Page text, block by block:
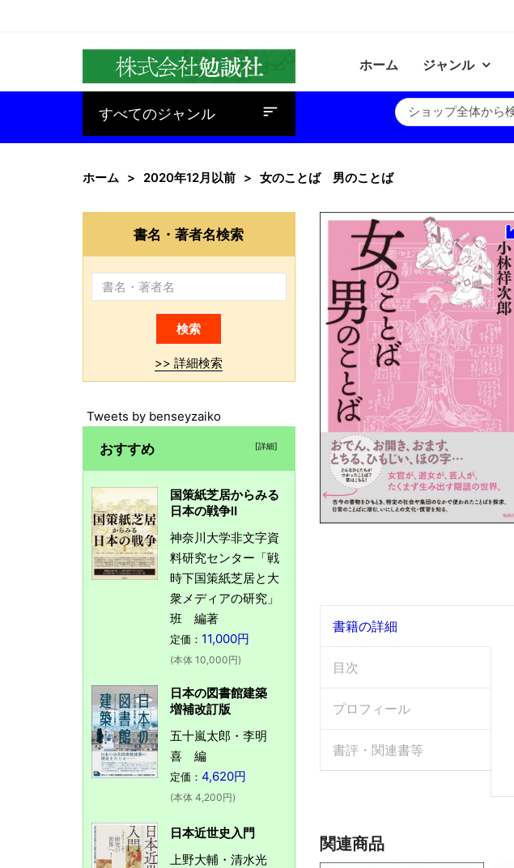
ホーム ジャンル
すべてのジャンル
baseline_sort
ホーム 2020年12月以前 女のことば 男のことば
書籍の詳細
目次
プロフィール
書評・関連書等
関連商品
書名・著者名検索
>> 詳細検索
Tweets by benseyzaiko
おすすめ [詳細]
国策紙芝居からみる
日本の戦争Ⅱ
神奈川大学非文字資
料研究センター「戦
時下国策紙芝居と大
衆メディアの研究」
班 編著
定価： 11,000円
(本体 10,000円)
日本の図書館建築
増補改訂版
五十嵐太郎・李明
喜 編
定価： 4,620円
(本体 4,200円)
日本近世史入門
上野大輔・清水光